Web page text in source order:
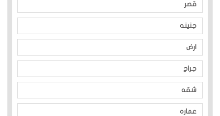
قصر
جنينه
ارض
جراج
شقه
عماره